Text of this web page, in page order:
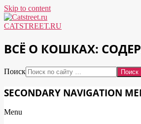
Skip to content
CATSTREET.RU
ВСЁ О КОШКАХ:
Поиск
SECONDARY NAVIGATION
Menu